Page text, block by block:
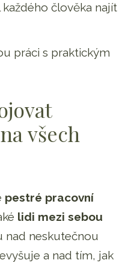
člověka najít
práci s praktickým
všech
pestré pracovní
lidi mezi sebou
nad neskutečnou
a nad tím, jak